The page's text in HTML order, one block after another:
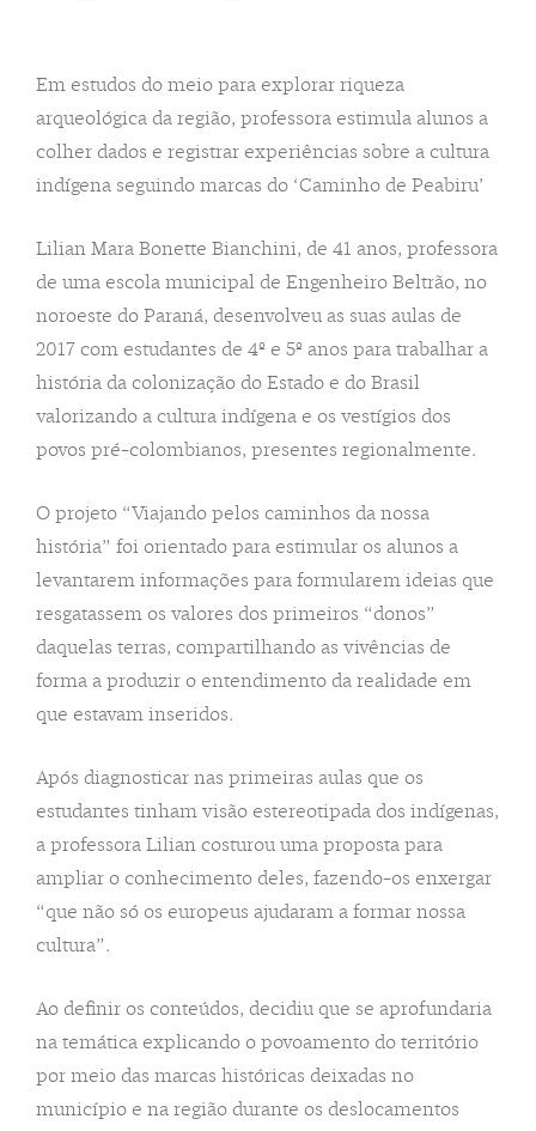
Em estudos do meio para explorar riqueza
arqueológica da região, professora estimula alunos a
colher dados e registrar experiências sobre a cultura
indígena seguindo marcas do ‘Caminho de Peabiru’
Lilian Mara Bonette Bianchini, de 41 anos, professora
de uma escola municipal de Engenheiro Beltrão, no
noroeste do Paraná, desenvolveu as suas aulas de
2017 com estudantes de 4º e 5º anos para trabalhar a
história da colonização do Estado e do Brasil
valorizando a cultura indígena e os vestígios dos
povos pré-colombianos, presentes regionalmente.
O projeto “Viajando pelos caminhos da nossa
história” foi orientado para estimular os alunos a
levantarem informações para formularem ideias que
resgatassem os valores dos primeiros “donos”
daquelas terras, compartilhando as vivências de
forma a produzir o entendimento da realidade em
que estavam inseridos.
Após diagnosticar nas primeiras aulas que os
estudantes tinham visão estereotipada dos indígenas,
a professora Lilian costurou uma proposta para
ampliar o conhecimento deles, fazendo-os enxergar
“que não só os europeus ajudaram a formar nossa
cultura”.
Ao definir os conteúdos, decidiu que se aprofundaria
na temática explicando o povoamento do território
por meio das marcas históricas deixadas no
município e na região durante os deslocamentos